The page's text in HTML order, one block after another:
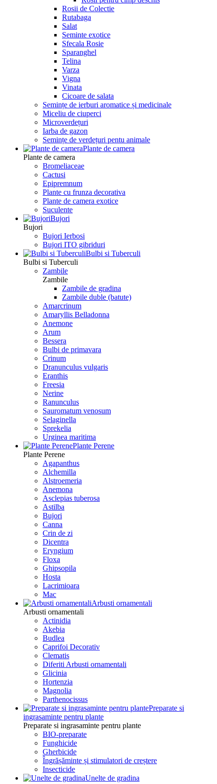
Rosii de Colectie
Rutabaga
Salat
Seminte exotice
Sfecala Rosie
Sparanghel
Telina
Varza
Vigna
Vinata
Сicoare de salata
Semințe de ierburi aromatice și medicinale
Miceliu de ciuperci
Microverdețuri
Iarba de gazon
Semințe de verdețuri pentu animale
Plante de camera
Plante de camera
Bromeliaceae
Cactusi
Epipremnum
Plante cu frunza decorativa
Plante de camera exotice
Suculente
Bujori
Bujori
Bujori Ierbosi
Bujori ITO gibriduri
Bulbi si Tuberculi
Bulbi si Tuberculi
Zambile
Zambile
Zambile de gradina
Zambile duble (batute)
Amarcrinum
Amaryllis Belladonna
Anemone
Arum
Bessera
Bulbi de primavara
Crinum
Dranunculus vulgaris
Eranthis
Freesiа
Nerine
Ranunculus
Sauromatum venosum
Selaginella
Sprekelia
Urginea maritima
Plante Perene
Plante Perene
Agapanthus
Alchemilla
Alstroemeria
Anemona
Asclepias tuberosa
Astilba
Bujori
Canna
Crin de zi
Dicentra
Eryngium
Floxa
Ghipsopila
Hosta
Lacrimioara
Mac
Arbusti ornamentali
Arbusti ornamentali
Actinidia
Akebia
Budlea
Caprifoi Decorativ
Clematis
Diferiti Arbusti ornamentali
Glicinia
Hortenzia
Magnolia
Parthenocissus
Preparate si
ingrasaminte pentru plante
Preparate si ingrasaminte pentru plante
BIO-preparate
Funghicide
Gherbicide
Îngrășăminte și stimulatori de creștere
Insecticide
Unelte de gradina